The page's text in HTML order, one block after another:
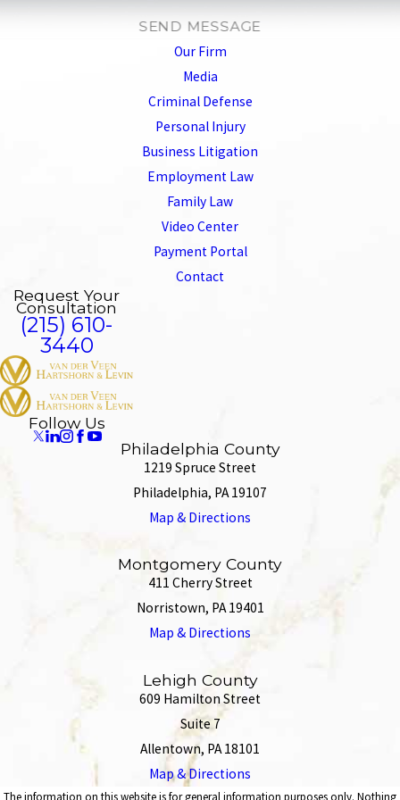
SEND MESSAGE
Our Firm
Media
Criminal Defense
Personal Injury
Business Litigation
Employment Law
Family Law
Video Center
Payment Portal
Contact
Request Your
Consultation
(215) 610-
3440
Follow Us
Philadelphia County
1219 Spruce Street
Philadelphia, PA 19107
Map & Directions
Montgomery County
411 Cherry Street
Norristown, PA 19401
Map & Directions
Lehigh County
609 Hamilton Street
Suite 7
Allentown, PA 18101
Map & Directions
The information on this website is for general information purposes only. Nothing